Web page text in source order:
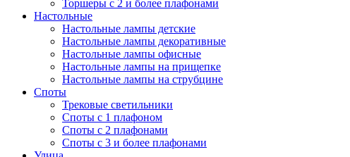
Торшеры с 2 и более плафонами
Настольные
Настольные лампы детские
Настольные лампы декоративные
Настольные лампы офисные
Настольные лампы на прищепке
Настольные лампы на струбцине
Споты
Трековые светильники
Споты с 1 плафоном
Споты с 2 плафонами
Споты с 3 и более плафонами